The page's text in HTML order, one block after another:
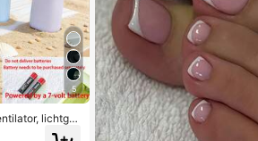
5
lichtge
reizen en k